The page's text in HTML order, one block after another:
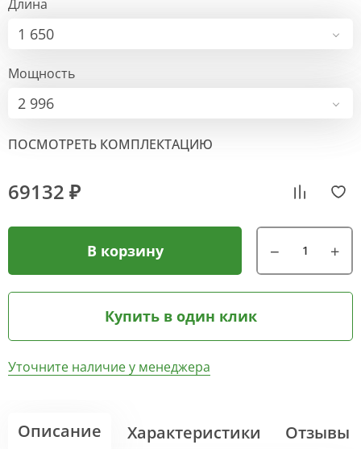
Длина
1 650
Мощность
2 996
ПОСМОТРЕТЬ КОМПЛЕКТАЦИЮ
69132 ₽
В корзину
Купить в один клик
Уточните наличие у менеджера
Описание Характеристики Отзывы